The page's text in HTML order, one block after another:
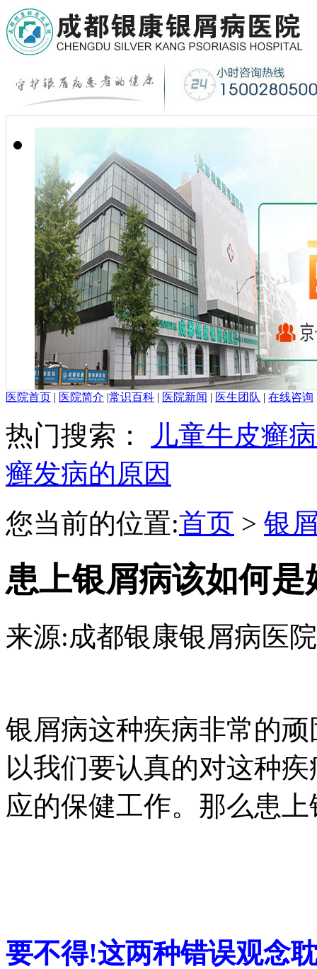
医院首页 | 医院简介 |常识百科 | 医院新闻 | 医生团队 | 在线咨询
热门搜索：
儿童牛皮癣
癣发病的原因
您当前的位置:首页 > 银
患上银屑病该如何是
来源:成都银康银屑病医
银屑病这种疾病非常的
以我们要认真的对这种
应的保健工作。那么患
要不得!这两种错误观念